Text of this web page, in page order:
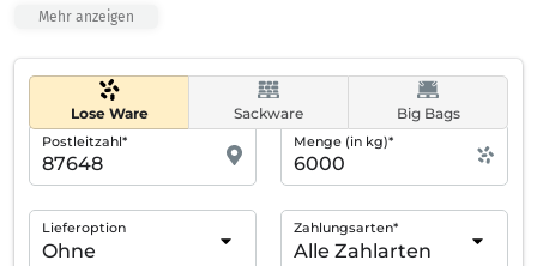
Mehr anzeigen
Lose Ware Sackware Big Bags
Postleitzahl* Menge (in kg)*
Lieferoption Zahlungsarten*